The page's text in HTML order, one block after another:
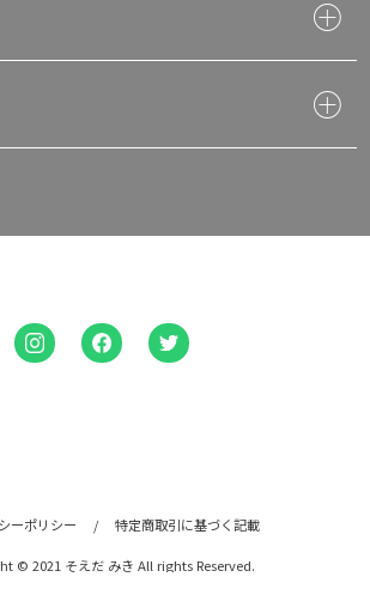
ーポリシー / 特定商取引に基づく記載
© 2021 そえだ みき All rights Reserved.